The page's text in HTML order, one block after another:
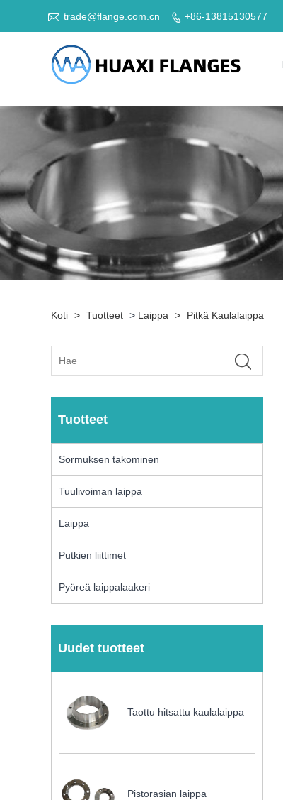
 trade@flange.com.cn  +86-13815130577
Koti > Tuotteet > Laippa > Pitkä Kaulalaippa
Tuotteet
Sormuksen takominen
Tuulivoiman laippa
Laippa
Putkien liittimet
Pyöreä laippalaakeri
Uudet tuotteet
Taottu hitsattu kaulalaippa
Pistorasian laippa